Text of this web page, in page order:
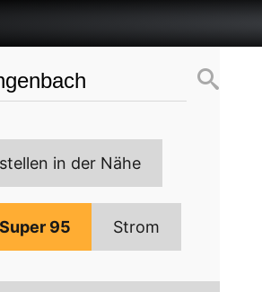
in der Nähe
Super 95 Strom